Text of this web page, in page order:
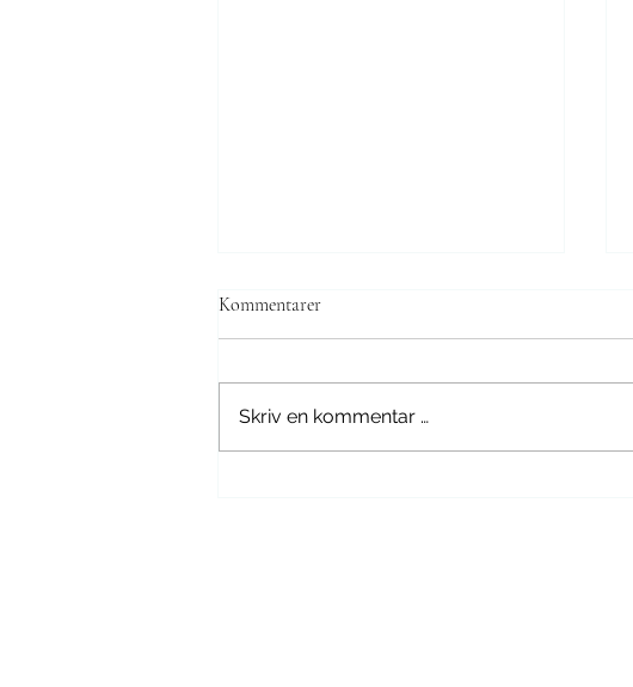
Fleece i tøybleier
Kommentarer
Skriv en kommentar …